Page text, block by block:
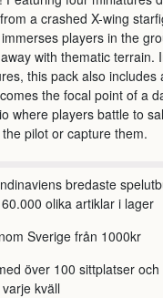
a crashed X-wing
players in the
with thematic terrain.
this pack also
the focal point of a
where players battle to
pilot or capture them.
bredaste
olika artiklar i lager
Sverige från 1000kr
över 100 sittplatser och
kväll